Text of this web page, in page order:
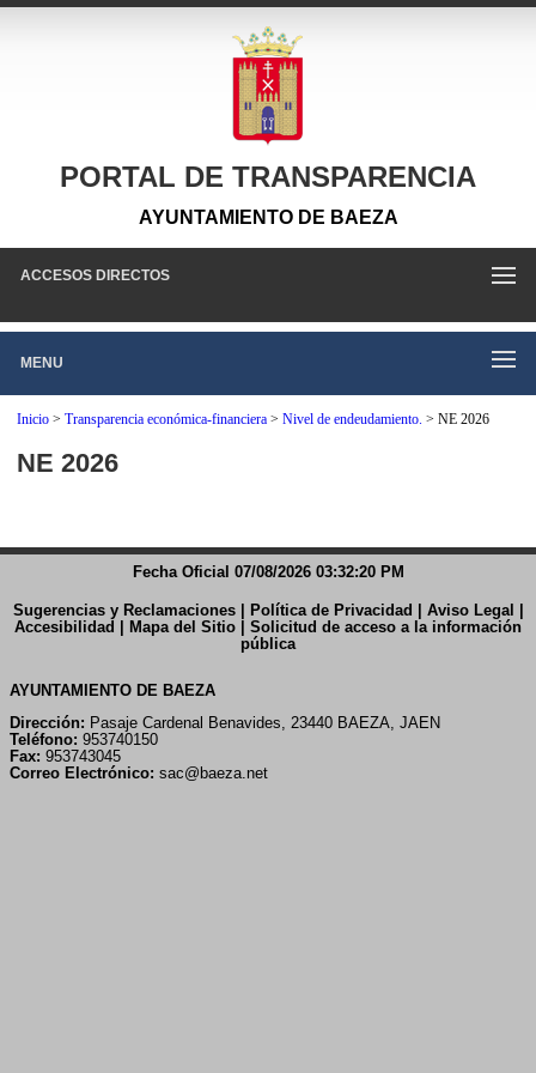
PORTAL DE TRANSPARENCIA
AYUNTAMIENTO DE BAEZA
ACCESOS DIRECTOS
MENU
Inicio >Transparencia económica-financiera >Nivel de endeudamiento. >NE 2026
NE 2026
Fecha Oficial 07/08/2026 03:32:20 PM
Sugerencias y Reclamaciones| Política de Privacidad | Aviso Legal |
Accesibilidad | Mapa del Sitio | Solicitud de acceso a la información
pública
AYUNTAMIENTO DE BAEZA
Dirección: Pasaje Cardenal Benavides, 23440 BAEZA, JAEN
Teléfono: 953740150
Fax: 953743045
Correo Electrónico: sac@baeza.net